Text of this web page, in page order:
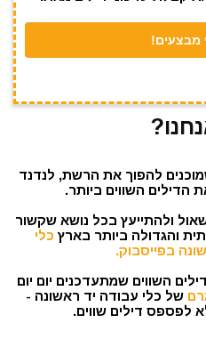
להפוך את הרשת, לנדנד
הדילים השווים ביותר.
ולהתייעץ בכל נושא שקשור
והגדולה ביותר בארץ כלי
בפייסבוק.
השווים שמתעדכנים יום יום
של כלי עבודה יד ראשונה -
לפספס דילים שווים.